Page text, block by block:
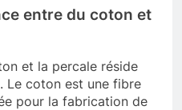
entre du coton et
et la percale réside
Le coton est une fibre
pour la fabrication de